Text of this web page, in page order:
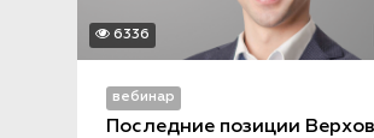
6336
вебинар
Последние позиции